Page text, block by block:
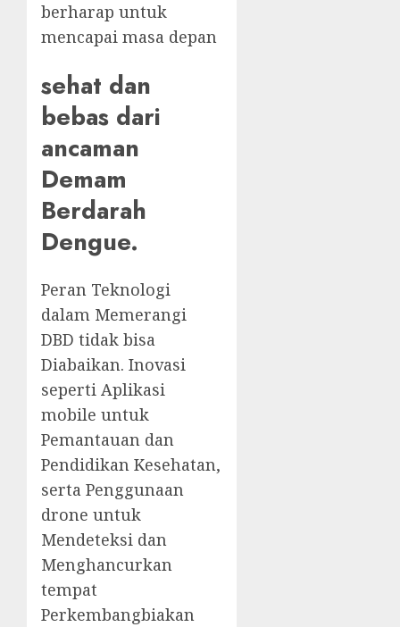
berharap untuk
mencapai masa depan
sehat dan
bebas dari
ancaman
Demam
Berdarah
Dengue.
Peran Teknologi
dalam Memerangi
DBD tidak bisa
Diabaikan. Inovasi
seperti Aplikasi
mobile untuk
Pemantauan dan
Pendidikan Kesehatan,
serta Penggunaan
drone untuk
Mendeteksi dan
Menghancurkan
tempat
Perkembangbiakan